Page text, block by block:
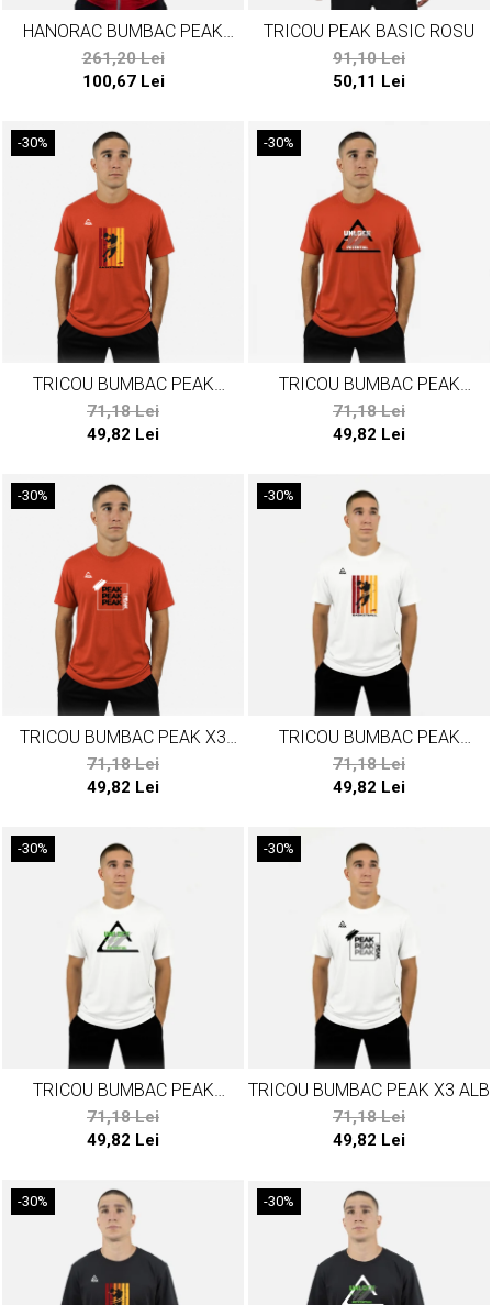
HANORAC BUMBAC PEAK
DOWNTOWN ROSU/GRI
261,20 Lei
100,67 Lei
TRICOU PEAK BASIC ROSU
91,10 Lei
50,11 Lei
-30%
TRICOU BUMBAC PEAK
BASKETBALL ROSU
71,18 Lei
49,82 Lei
-30%
TRICOU BUMBAC PEAK
POTENTIAL ROSU
71,18 Lei
49,82 Lei
-30%
TRICOU BUMBAC PEAK X3
ROSU
71,18 Lei
49,82 Lei
-30%
TRICOU BUMBAC PEAK
BASKETBALL ALB
71,18 Lei
49,82 Lei
-30%
TRICOU BUMBAC PEAK
POTENTIAL ALB
71,18 Lei
49,82 Lei
-30%
TRICOU BUMBAC PEAK X3 ALB
71,18 Lei
49,82 Lei
-30% -30%